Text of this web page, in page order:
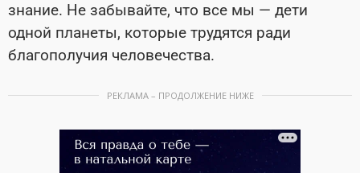
знание. Не забывайте, что все мы — дети
одной планеты, которые трудятся ради
благополучия человечества.
РЕКЛАМА – ПРОДОЛЖЕНИЕ НИЖЕ